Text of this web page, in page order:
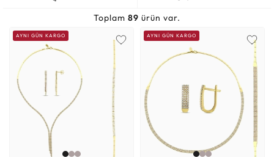
Toplam 89 ürün var.
AYNI GÜN KARGO AYNI GÜN KARGO